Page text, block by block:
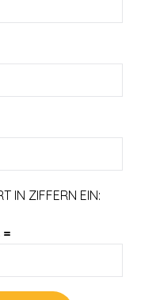
IN ZIFFERN EIN:
=